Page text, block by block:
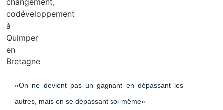
«On ne devient pas un gagnant en dépassant les
autres, mais en se dépassant soi-même»